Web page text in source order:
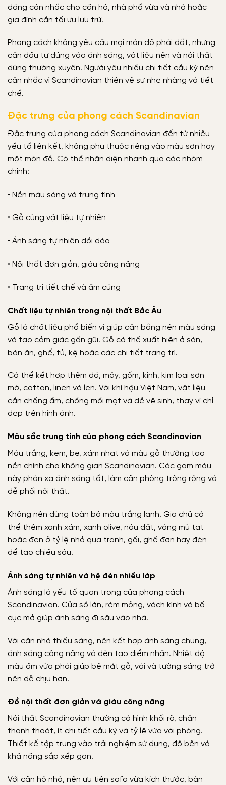
đáng cân nhắc cho căn hộ, nhà phố vừa và nhỏ hoặc
gia đình cần tối ưu lưu trữ.
Phong cách không yêu cầu mọi món đồ phải đắt, nhưng
cần đầu tư đúng vào ánh sáng, vật liệu nền và nội thất
dùng thường xuyên. Người yêu nhiều chi tiết cầu kỳ nên
cân nhắc vì Scandinavian thiên về sự nhẹ nhàng và tiết
chế.
Đặc trưng của phong cách Scandinavian
Đặc trưng của phong cách Scandinavian đến từ nhiều
yếu tố liên kết, không phụ thuộc riêng vào màu sơn hay
một món đồ. Có thể nhận diện nhanh qua các nhóm
chính:
• Nền màu sáng và trung tính
• Gỗ cùng vật liệu tự nhiên
• Ánh sáng tự nhiên dồi dào
• Nội thất đơn giản, giàu công năng
• Trang trí tiết chế và ấm cúng
Chất liệu tự nhiên trong nội thất Bắc Âu
Gỗ là chất liệu phổ biến vì giúp cân bằng nền màu sáng
và tạo cảm giác gần gũi. Gỗ có thể xuất hiện ở sàn,
bàn ăn, ghế, tủ, kệ hoặc các chi tiết trang trí.
Có thể kết hợp thêm đá, mây, gốm, kính, kim loại sơn
mờ, cotton, linen và len. Với khí hậu Việt Nam, vật liệu
cần chống ẩm, chống mối mọt và dễ vệ sinh, thay vì chỉ
đẹp trên hình ảnh.
Màu sắc trung tính của phong cách Scandinavian
Màu trắng, kem, be, xám nhạt và màu gỗ thường tạo
nền chính cho không gian Scandinavian. Các gam màu
này phản xạ ánh sáng tốt, làm căn phòng trông rộng và
dễ phối nội thất.
Không nên dùng toàn bộ màu trắng lạnh. Gia chủ có
thể thêm xanh xám, xanh olive, nâu đất, vàng mù tạt
hoặc đen ở tỷ lệ nhỏ qua tranh, gối, ghế đơn hay đèn
để tạo chiều sâu.
Ánh sáng tự nhiên và hệ đèn nhiều lớp
Ánh sáng là yếu tố quan trọng của phong cách
Scandinavian. Cửa sổ lớn, rèm mỏng, vách kính và bố
cục mở giúp ánh sáng đi sâu vào nhà.
Với căn nhà thiếu sáng, nên kết hợp ánh sáng chung,
ánh sáng công năng và đèn tạo điểm nhấn. Nhiệt độ
màu ấm vừa phải giúp bề mặt gỗ, vải và tường sáng trở
nên dễ chịu hơn.
Đồ nội thất đơn giản và giàu công năng
Nội thất Scandinavian thường có hình khối rõ, chân
thanh thoát, ít chi tiết cầu kỳ và tỷ lệ vừa với phòng.
Thiết kế tập trung vào trải nghiệm sử dụng, độ bền và
khả năng sắp xếp gọn.
Với căn hộ nhỏ, nên ưu tiên sofa vừa kích thước, bàn